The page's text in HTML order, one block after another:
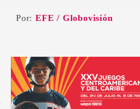
Por:EFE / Globovisión